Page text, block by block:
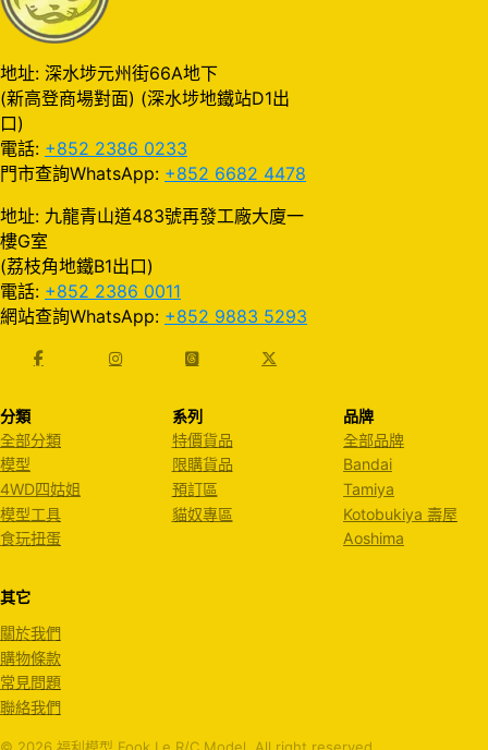
地址: 深水埗元州街66A地下
(新高登商場對面) (深水埗地鐵站D1出
口)
電話: +852 2386 0233
門市查詢WhatsApp: +852 6682 4478
地址: 九龍青山道483號再發工廠大廈一
樓G室
(荔枝角地鐵B1出口)
電話: +852 2386 0011
網站查詢WhatsApp: +852 9883 5293
分類
全部分類
模型
4WD四姑姐
模型工具
食玩扭蛋
系列
特價貨品
限購貨品
預訂區
貓奴專區
品牌
全部品牌
Bandai
Tamiya
Kotobukiya 壽屋
Aoshima
其它
關於我們
購物條款
常見問題
聯絡我們